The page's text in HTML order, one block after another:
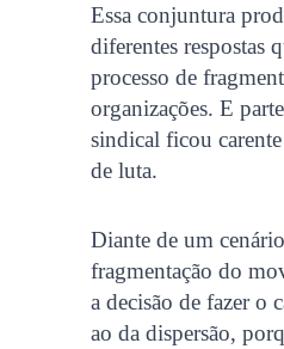
Essa conjuntura
diferentes respostas
processo de
organizações. E
sindical ficou
de luta.
Diante de um
fragmentação do
a decisão de fazer o
ao da dispersão,